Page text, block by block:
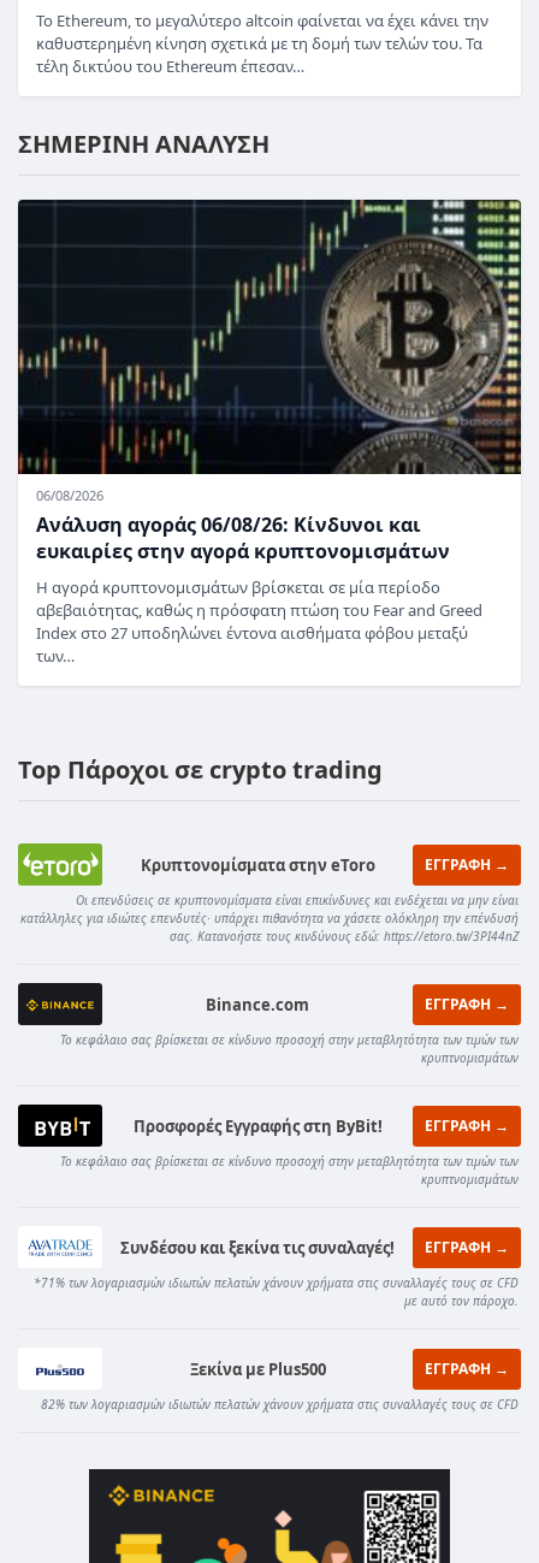
Το Ethereum, το μεγαλύτερο altcoin φαίνεται να έχει κάνει την
καθυστερημένη κίνηση σχετικά με τη δομή των τελών του. Τα
τέλη δικτύου του Ethereum έπεσαν…
ΣΗΜΕΡΙΝΗ ΑΝΑΛΥΣΗ
06/08/2026
Ανάλυση αγοράς 06/08/26: Κίνδυνοι και
ευκαιρίες στην αγορά κρυπτονομισμάτων
Η αγορά κρυπτονομισμάτων βρίσκεται σε μία περίοδο
αβεβαιότητας, καθώς η πρόσφατη πτώση του Fear and Greed
Index στο 27 υποδηλώνει έντονα αισθήματα φόβου μεταξύ
των…
Top Πάροχοι σε crypto trading
Κρυπτονομίσματα στην eToro ΕΓΓΡΑΦΗ →
Οι επενδύσεις σε κρυπτονομίσματα είναι επικίνδυνες και ενδέχεται να μην είναι
κατάλληλες για ιδιώτες επενδυτές· υπάρχει πιθανότητα να χάσετε ολόκληρη την επένδυσή
σας. Κατανοήστε τους κινδύνους εδώ: https://etoro.tw/3PI44nZ
Binance.com ΕΓΓΡΑΦΗ →
Το κεφάλαιο σας βρίσκεται σε κίνδυνο προσοχή στην μεταβλητότητα των τιμών των
κρυπτνομισμάτων
Προσφορές Εγγραφής στη ByBit! ΕΓΓΡΑΦΗ →
Το κεφάλαιο σας βρίσκεται σε κίνδυνο προσοχή στην μεταβλητότητα των τιμών των
κρυπτνομισμάτων
Συνδέσου και ξεκίνα τις συναλαγές! ΕΓΓΡΑΦΗ →
*71% των λογαριασμών ιδιωτών πελατών χάνουν χρήματα στις συναλλαγές τους σε CFD
με αυτό τον πάροχο.
Ξεκίνα με Plus500 ΕΓΓΡΑΦΗ →
82% των λογαριασμών ιδιωτών πελατών χάνουν χρήματα στις συναλλαγές τους σε CFD